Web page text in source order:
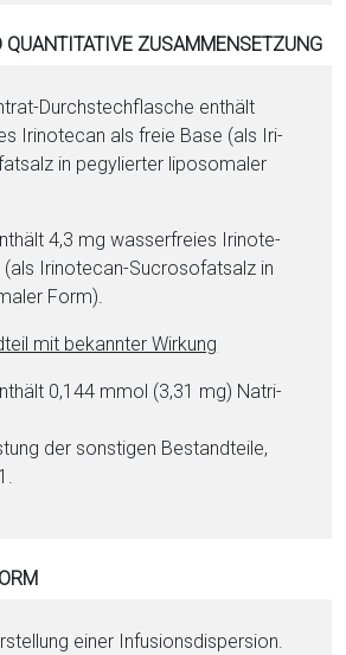
QUANTITATIVE ZUSAMMENSETZUNG
Durchstechflasche enthält
Iri­no­te­can als freie Base (als Iri­
in pegylierter liposomaler
4,3 mg was­ser­freies Iri­no­te­
Iri­no­te­can-Sucrosofatsalz in
Form).
mit bekannter Wirkung
0,144 mmol (3,31 mg) Na­tri­
der sonstigen Be­stand­tei­le,
ei­ner Infusionsdispersion.